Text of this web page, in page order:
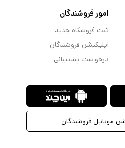
امور فروشندگان
ثبت فروشگاه جدید
اپلیکیشن فروشندگان
درخواست پشتیبانی
موبایل فروشندگان